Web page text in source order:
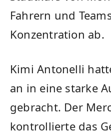
Fahrern und
Konzentration ab.
Kimi Antonelli
an in eine starke
gebracht. Der
kontrollierte das